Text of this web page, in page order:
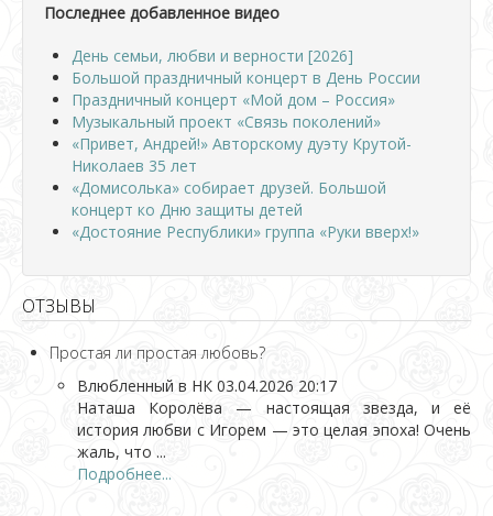
Последнее добавленное видео
День семьи, любви и верности [2026]
Большой праздничный концерт в День России
Праздничный концерт «Мой дом – Россия»
Музыкальный проект «Связь поколений»
«Привет, Андрей!» Авторскому дуэту Крутой-
Николаев 35 лет
«Домисолька» собирает друзей. Большой
концерт ко Дню защиты детей
«Достояние Республики» группа «Руки вверх!»
ОТЗЫВЫ
Простая ли простая любовь?
Влюбленный в НК 03.04.2026 20:17
Наташа Королёва — настоящая звезда, и её
история любви с Игорем — это целая эпоха! Очень
жаль, что ...
Подробнее...